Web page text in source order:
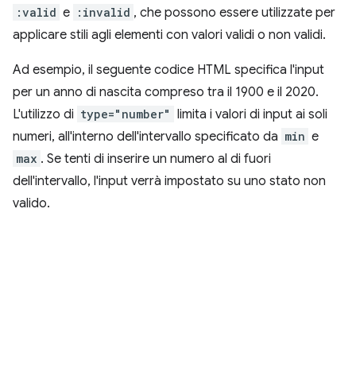
:valid e :invalid , che possono essere utilizzate per
applicare stili agli elementi con valori validi o non validi.
Ad esempio, il seguente codice HTML specifica l'input
per un anno di nascita compreso tra il 1900 e il 2020.
L'utilizzo di type="number" limita i valori di input ai soli
numeri, all'interno dell'intervallo specificato da min e
max . Se tenti di inserire un numero al di fuori
dell'intervallo, l'input verrà impostato su uno stato non
valido.